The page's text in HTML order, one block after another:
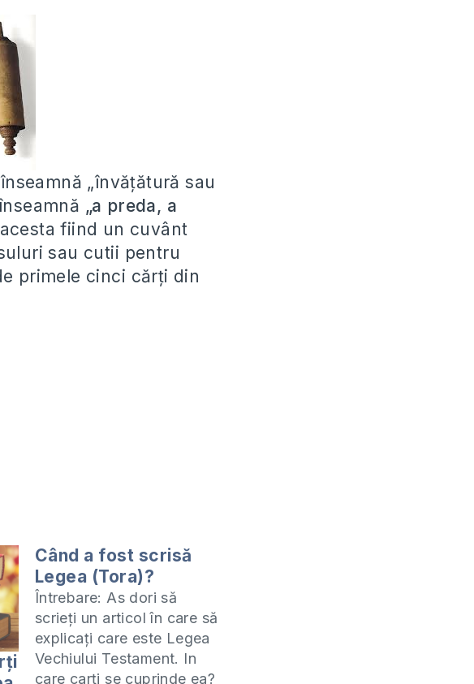
„învățătură sau
„a preda, a
fiind un cuvânt
sau cutii pentru
primele cinci cărți din
Când a fost scrisă
Legea (Tora)?
Întrebare: As dori să
scrieți un articol în care să
explicați care este Legea
Vechiului Testament. In
care carți se cuprinde ea?